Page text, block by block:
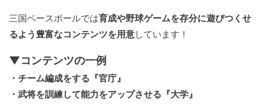
三国ベースボールでは育成や野球ゲームを存分に遊びつくせ
るよう豊富なコンテンツを用意しています！
▼コンテンツの一例
・チーム編成をする『官庁』
・武将を訓練して能力をアップさせる『大学』